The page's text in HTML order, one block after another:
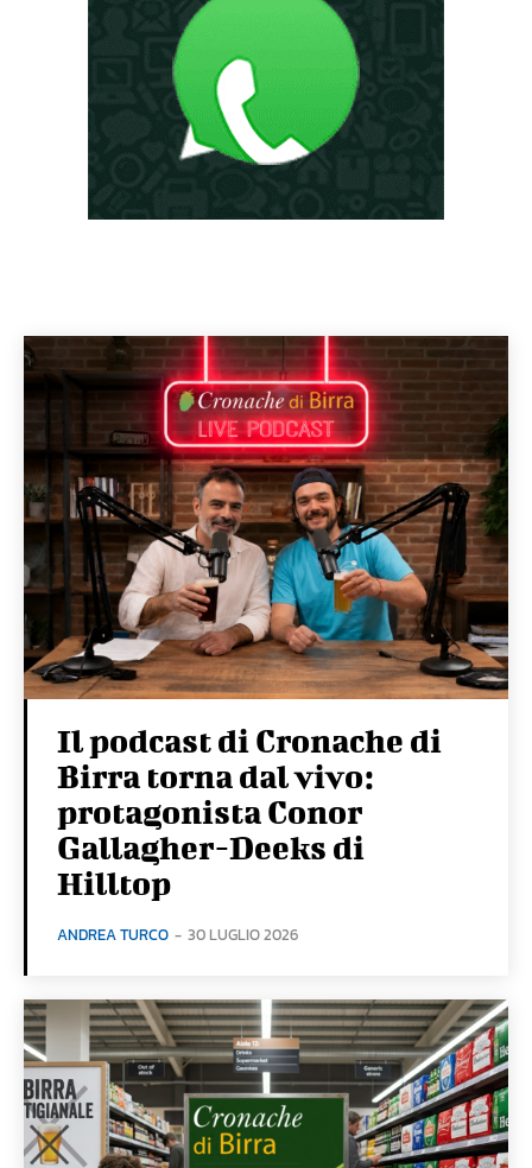
Il podcast di Cronache di
Birra torna dal vivo:
protagonista Conor
Gallagher-Deeks di
Hilltop
ANDREA TURCO - 30 LUGLIO 2026